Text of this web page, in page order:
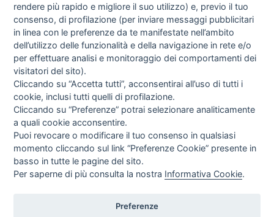
rendere più rapido e migliore il suo utilizzo) e, previo il tuo
consenso, di profilazione (per inviare messaggi pubblicitari
in linea con le preferenze da te manifestate nell’ambito
dell’utilizzo delle funzionalità e della navigazione in rete e/o
per effettuare analisi e monitoraggio dei comportamenti dei
visitatori del sito).
Cliccando su “Accetta tutti”, acconsentirai all’uso di tutti i
cookie, inclusi tutti quelli di profilazione.
Cliccando su “Preferenze” potrai selezionare analiticamente
a quali cookie acconsentire.
Puoi revocare o modificare il tuo consenso in qualsiasi
momento cliccando sul link “Preferenze Cookie” presente in
basso in tutte le pagine del sito.
Per saperne di più consulta la nostra Informativa Cookie.
Preferenze